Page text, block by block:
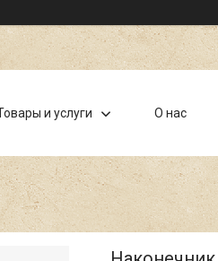
и услуги О нас